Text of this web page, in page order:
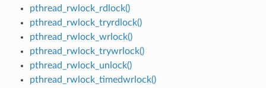
pthread_rwlock_rdlock()
pthread_rwlock_tryrdlock()
pthread_rwlock_wrlock()
pthread_rwlock_trywrlock()
pthread_rwlock_unlock()
pthread_rwlock_timedwrlock()